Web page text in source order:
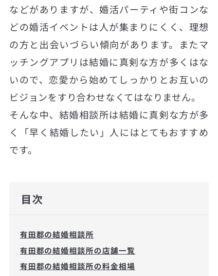
などがありますが、婚活パーティや街コンな
どの婚活イベントは人が集まりにくく、理想
の方と出会いづらい傾向があります。またマ
ッチングアプリは結婚に真剣な方が多くはな
いので、恋愛から始めてしっかりとお互いの
ビジョンをすり合わせなくてはなりません。
そんな中、結婚相談所は結婚に真剣な方が多
く「早く結婚したい」人にはとてもおすすめ
です。
目次
有田郡の結婚相談所
有田郡の結婚相談所の店舗一覧
有田郡の結婚相談所の料金相場